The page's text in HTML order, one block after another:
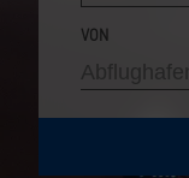
VON